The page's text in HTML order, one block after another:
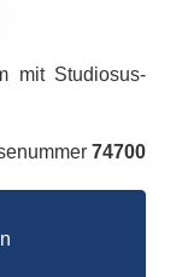
mit Studiosus-
74700